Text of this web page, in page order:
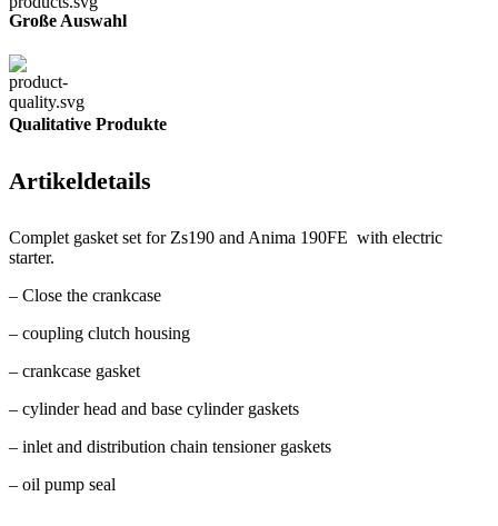
Große Auswahl
Qualitative Produkte
Artikeldetails
Complet gasket set for Zs190 and Anima 190FE with electric
starter.
– Close the crankcase
– coupling clutch housing
– crankcase gasket
– cylinder head and base cylinder gaskets
– inlet and distribution chain tensionergaskets
– oil pump seal